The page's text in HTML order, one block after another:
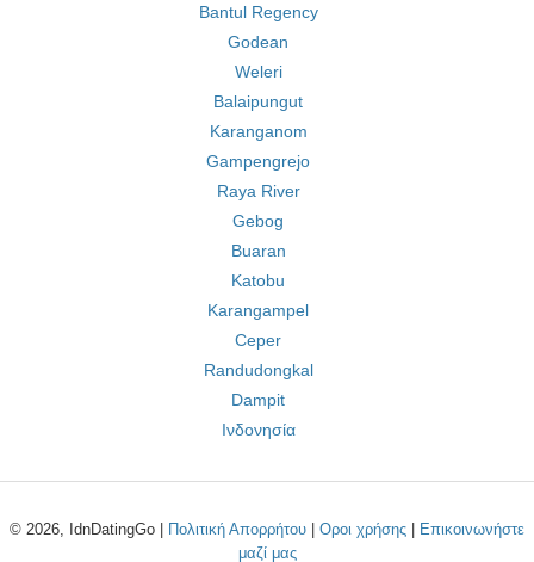
Bantul Regency
Godean
Weleri
Balaipungut
Karanganom
Gampengrejo
Raya River
Gebog
Buaran
Katobu
Karangampel
Ceper
Randudongkal
Dampit
Ινδονησία
© 2026, IdnDatingGo | Πολιτική Απορρήτου Οροι χρήσης
Επικοινωνήστε
μαζί μας